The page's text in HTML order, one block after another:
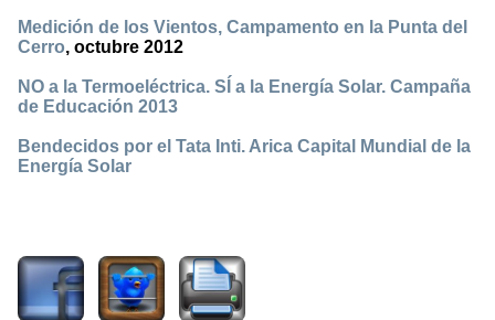
Medición de los Vientos, Campamento en la Punta del
Cerro, octubre 2012
NO a la Termoeléctrica. SÍ a la Energía Solar. Campaña
de Educación 2013
Bendecidos por el Tata Inti. Arica Capital Mundial de la
Energía Solar